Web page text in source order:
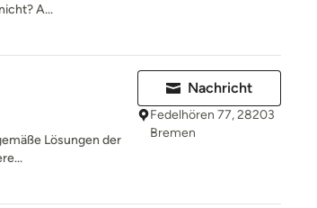
A...
Lösungen der
Nachricht
Fedelhören 77, 28203
Bremen